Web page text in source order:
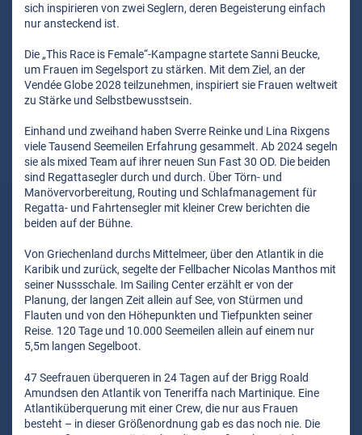
sich inspirieren von zwei Seglern, deren Begeisterung einfach
nur ansteckend ist.
Die „This Race is Female“-Kampagne startete Sanni Beucke,
um Frauen im Segelsport zu stärken. Mit dem Ziel, an der
Vendée Globe 2028 teilzunehmen, inspiriert sie Frauen weltweit
zu Stärke und Selbstbewusstsein.
Einhand und zweihand haben Sverre Reinke und Lina Rixgens
viele Tausend Seemeilen Erfahrung gesammelt. Ab 2024 segeln
sie als mixed Team auf ihrer neuen Sun Fast 30 OD. Die beiden
sind Regattasegler durch und durch. Über Törn- und
Manövervorbereitung, Routing und Schlafmanagement für
Regatta- und Fahrtensegler mit kleiner Crew berichten die
beiden auf der Bühne.
Von Griechenland durchs Mittelmeer, über den Atlantik in die
Karibik und zurück, segelte der Fellbacher Nicolas Manthos mit
seiner Nussschale. Im Sailing Center erzählt er von der
Planung, der langen Zeit allein auf See, von Stürmen und
Flauten und von den Höhepunkten und Tiefpunkten seiner
Reise. 120 Tage und 10.000 Seemeilen allein auf einem nur
5,5m langen Segelboot.
47 Seefrauen überqueren in 24 Tagen auf der Brigg Roald
Amundsen den Atlantik von Teneriffa nach Martinique. Eine
Atlantiküberquerung mit einer Crew, die nur aus Frauen
besteht – in dieser Größenordnung gab es das noch nie. Die